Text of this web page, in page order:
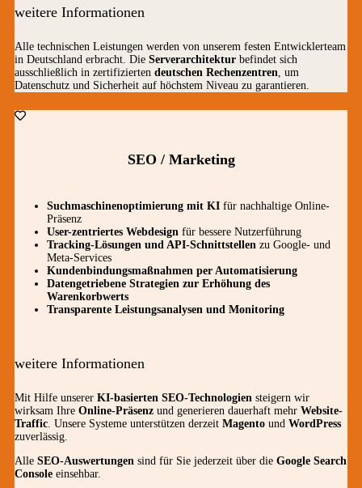
weitere Informationen
Alle technischen Leistungen werden von unserem festen Entwicklerteam
in Deutschland erbracht. Die Serverarchitektur befindet sich
ausschließlich in zertifizierten deutschen Rechenzentren, um
Datenschutz und Sicherheit auf höchstem Niveau zu garantieren.
SEO / Marketing
Suchmaschinenoptimierung mit KI für nachhaltige Online-
Präsenz
User-zentriertes Webdesign für bessere Nutzerführung
Tracking-Lösungen und API-Schnittstellen zu Google- und
Meta-Services
Kundenbindungsmaßnahmen per Automatisierung
Datengetriebene Strategien zur Erhöhung des
Warenkorbwerts
Transparente Leistungsanalysen und Monitoring
weitere Informationen
Mit Hilfe unserer KI-basierten SEO-Technologien steigern wir
wirksam Ihre Online-Präsenz und generieren dauerhaft mehr Website-
Traffic. Unsere Systeme unterstützen derzeit Magento und WordPress
zuverlässig.
Alle SEO-Auswertungen sind für Sie jederzeit über die Google Search
Console einsehbar.